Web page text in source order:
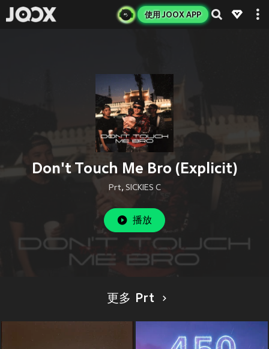
使用 JOOX APP
Don't Touch Me Bro (Explicit)
Prt, SICKIES C
播放
更多 Prt